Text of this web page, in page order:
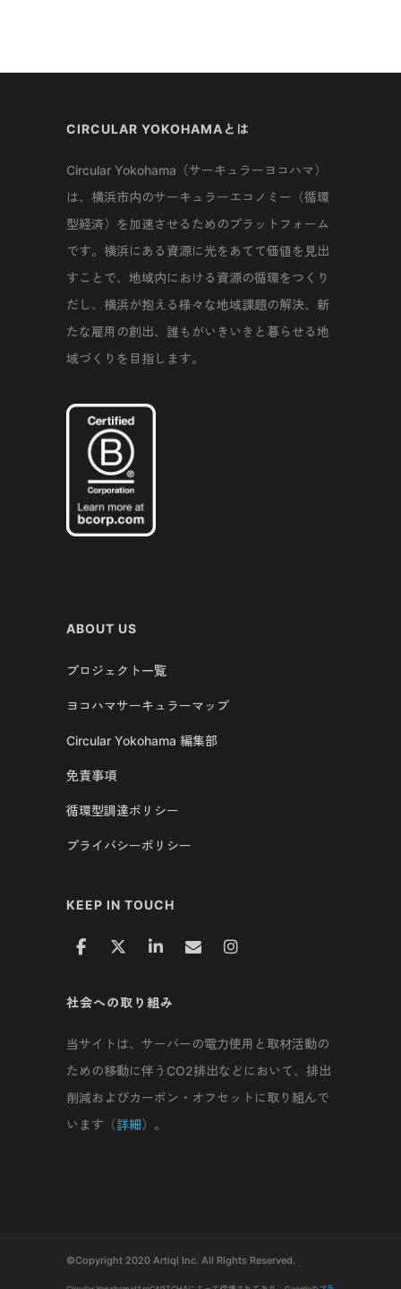
CIRCULAR YOKOHAMAとは
Circular Yokohama（サーキュラーヨコハマ）
は、横浜市内のサーキュラーエコノミー（循環
型経済）を加速させるためのプラットフォーム
です。横浜にある資源に光をあてて価値を見出
すことで、地域内における資源の循環をつくり
だし、横浜が抱える様々な地域課題の解決、新
たな雇用の創出、誰もがいきいきと暮らせる地
域づくりを目指します。
ABOUT US
プロジェクト一覧
ヨコハマサーキュラーマップ
Circular Yokohama 編集部
免責事項
循環型調達ポリシー
プライバシーポリシー
KEEP IN TOUCH
社会への取り組み
当サイトは、サーバーの電力使用と取材活動の
ための移動に伴うCO2排出などにおいて、排出
削減およびカーボン・オフセットに取り組んで
います（詳細）。
©Copyright 2020 Artiql Inc. All Rights Reserved.